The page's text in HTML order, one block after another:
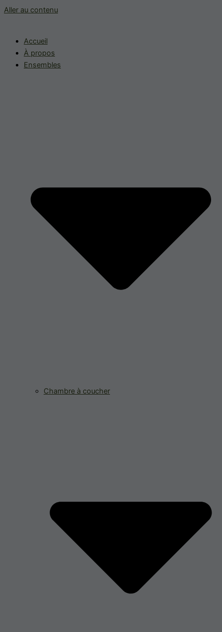
Aller au contenu
Accueil
À propos
Ensembles
Chambre à coucher